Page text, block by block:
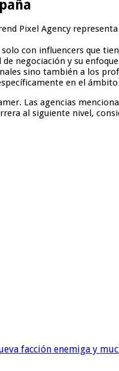
Pixel Agency
con influencers que
negociación y su
sino también a los
en el
Las agencias
al siguiente nivel,
facción enemiga y